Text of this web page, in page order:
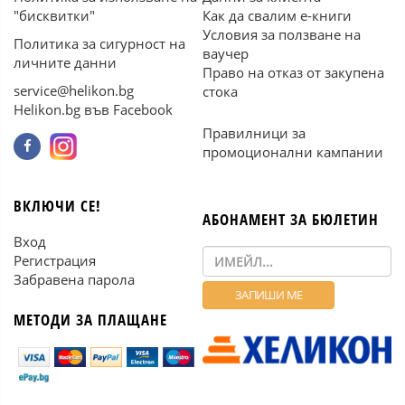
"бисквитки"
Политика за сигурност на
личните данни
service@helikon.bg
Helikon.bg във Facebook
Как да свалим е-книги
Условия за ползване на
ваучер
Право на отказ от закупена
стока
Правилници за
промоционални кампании
ВКЛЮЧИ СЕ!
Вход
Регистрация
Забравена парола
МЕТОДИ ЗА ПЛАЩАНЕ
АБОНАМЕНТ ЗА БЮЛЕТИН